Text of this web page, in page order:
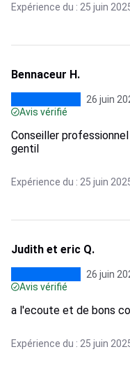
Expérience du : 25 juin
Bennaceur H.
26 juin
Avis vérifié
Conseiller
gentil
Expérience du : 25 juin
Judith et eric Q.
26 juin
Avis vérifié
a l'ecoute et de bons
Expérience du : 25 juin